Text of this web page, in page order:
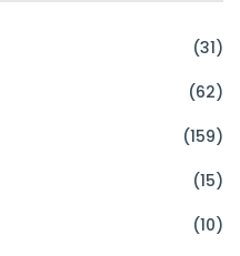
(31)
(62)
(159)
(15)
(10)